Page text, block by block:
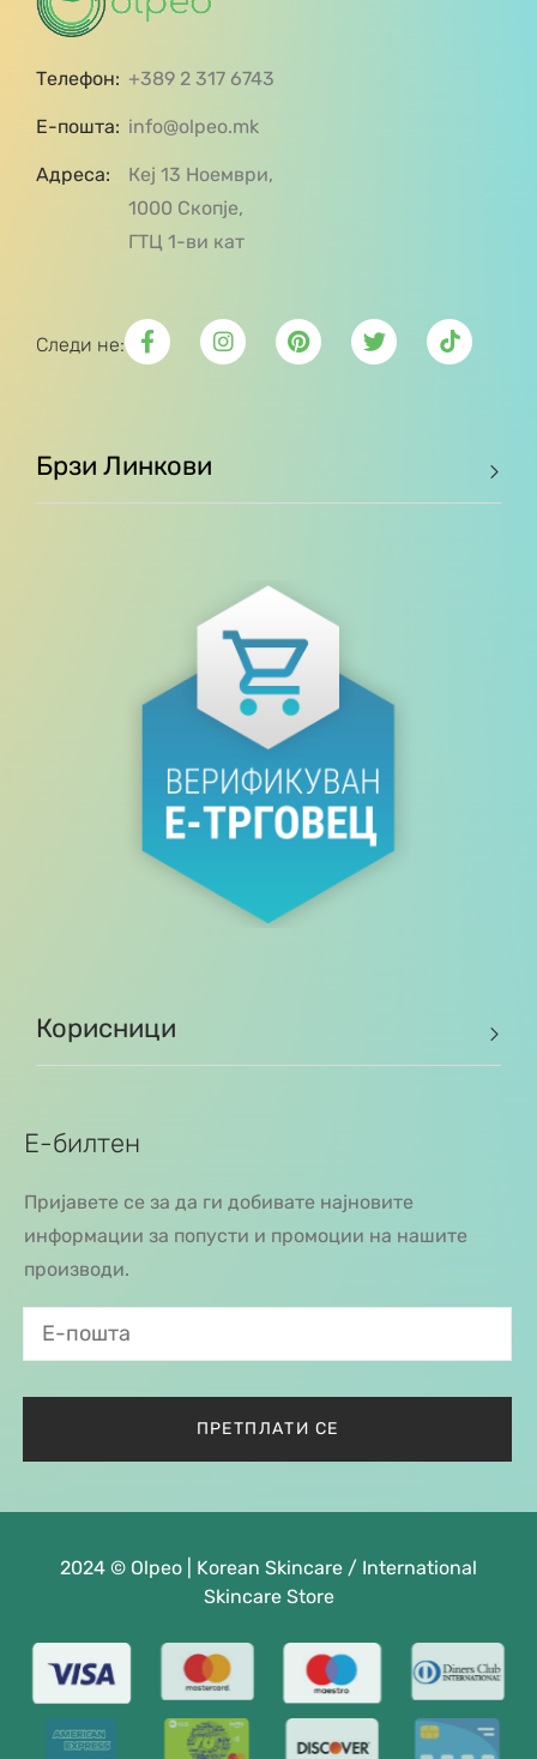
Телефон: +389 2 317 6743
Е-пошта: info@olpeo.mk
Адреса:
Кеј 13 Ноември,
1000 Скопје,
ГТЦ 1-ви кат
Следи не:
Брзи Линкови
Корисници
Е-билтен
Пријавете се за да ги добивате најновите
информации за попусти и промоции на нашите
производи.
2024 © Olpeo | Korean Skincare / International
Skincare Store